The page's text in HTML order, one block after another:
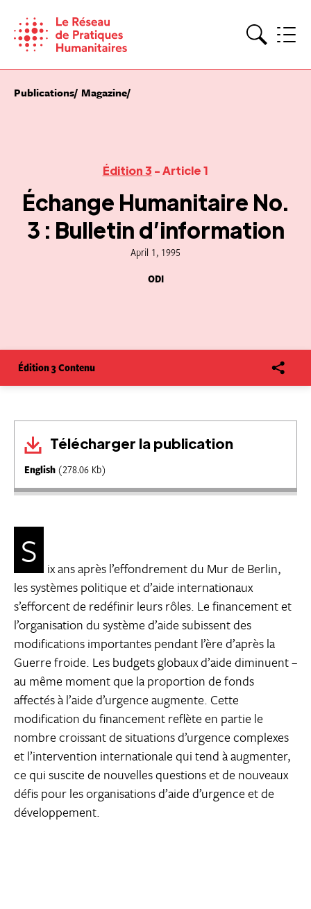
content
Publications Magazine
Édition 3 - Article 1
Échange Humanitaire No.
3 : Bulletin d’information
April 1, 1995
ODI
Édition 3 Contenu
Télécharger la publication
English (278.06 Kb)
S
ix ans après l’effondrement du Mur de Berlin,
les systèmes politique et d’aide internationaux
s’efforcent de redéfinir leurs rôles. Le financement et
l’organisation du système d’aide subissent des
modifications importantes pendant l’ère d’après la
Guerre froide. Les budgets globaux d’aide diminuent –
au même moment que la proportion de fonds
affectés à l’aide d’urgence augmente. Cette
modification du financement reflète en partie le
nombre croissant de situations d’urgence complexes
et l’intervention internationale qui tend à augmenter,
ce qui suscite de nouvelles questions et de nouveaux
défis pour les organisations d’aide d’urgence et de
développement.